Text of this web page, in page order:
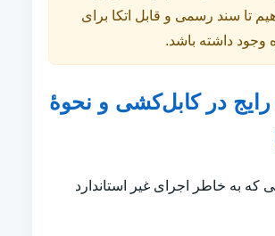
تا سند رسمی و قابل اتکا برای
وجود داشته باشد.
در کابل‌کشی و نحوهٔ
که به خاطر اجرای غیر استاندارد